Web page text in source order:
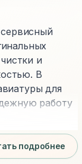
и
В
для
работу
подробнее